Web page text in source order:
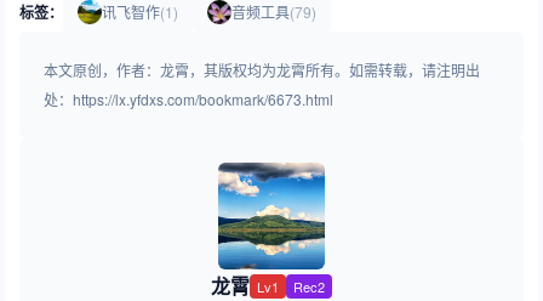
标签： 讯飞智作(1) 音频工具(79)
本文原创，作者：龙霄，其版权均为龙霄所有。如需转载，请注明出
处：https://lx.yfdxs.com/bookmark/6673.html
龙霄 Lv1 Rec2